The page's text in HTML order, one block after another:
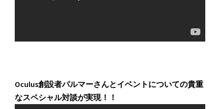
Oculus創設者パルマーさんとイベントについての貴重
なスペシャル対談が実現！！